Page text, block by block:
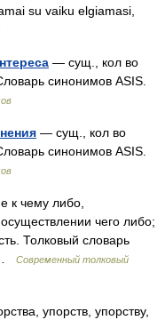
su vaiku elgiamasi,
— сущ., кол во
синонимов ASIS.
— сущ., кол во
синонимов ASIS.
к чему либо,
чего либо;
Толковый словарь
Современный толковый
упорств, упорству,